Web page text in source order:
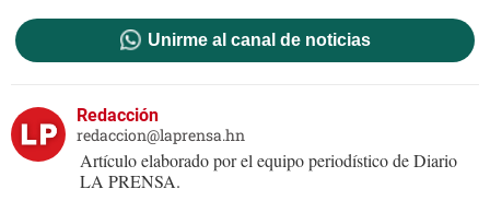
Unirme al canal de noticias
Redacción
redaccion@laprensa.hn
Artículo elaborado por el equipo periodístico de Diario
LA PRENSA.